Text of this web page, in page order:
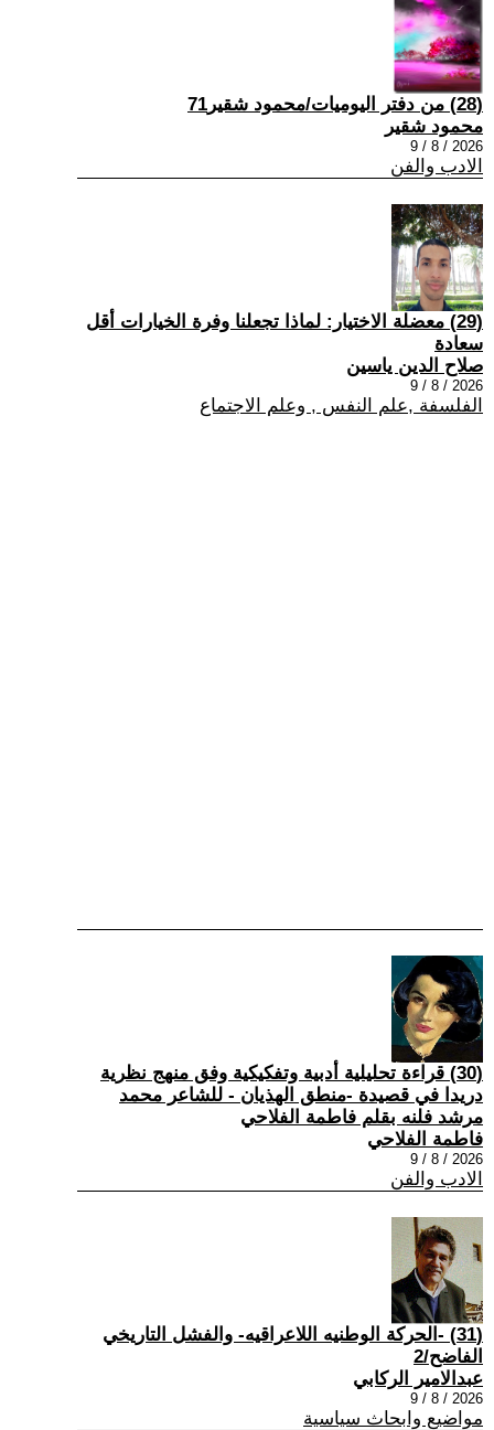
(28) من دفتر اليوميات/محمود شقير71
محمود شقير
2026 / 8 / 9
الادب والفن
(29) معضلة الاختيار: لماذا تجعلنا وفرة الخيارات أقل
سعادة
صلاح الدين ياسين
2026 / 8 / 9
الفلسفة ,علم النفس , وعلم الاجتماع
(30) قراءة تحليلية أدبية وتفكيكية وفق منهج نظرية
دريدا في قصيدة -منطق الهذيان - للشاعر محمد
مرشد فلنه بقلم فاطمة الفلاحي
فاطمة الفلاحي
2026 / 8 / 9
الادب والفن
(31) -الحركة الوطنيه اللاعراقيه- والفشل التاريخي
الفاضح/2
عبدالامير الركابي
2026 / 8 / 9
مواضيع وابحاث سياسية